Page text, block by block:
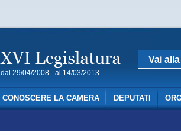
dal 29/04/2008 - al 14/03/2013
Vai
CONOSCERE LA CAMERA DEPUTATI